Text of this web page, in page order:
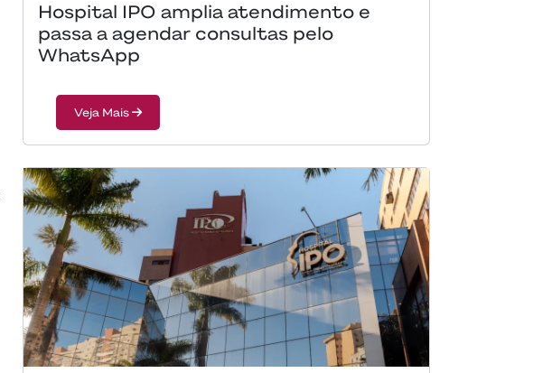
Hospital IPO amplia atendimento e
passa a agendar consultas pelo
WhatsApp
Veja Mais